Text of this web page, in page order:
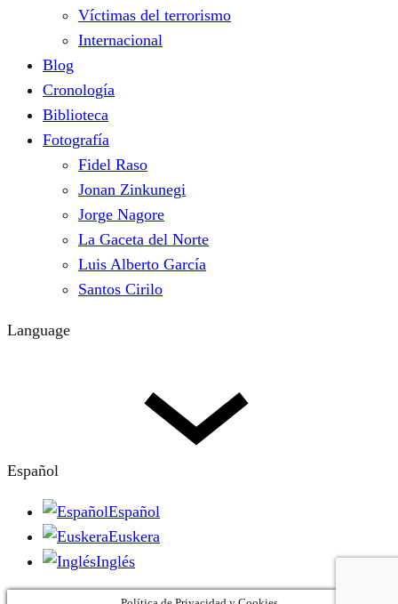
Víctimas del terrorismo
Internacional
Blog
Cronología
Biblioteca
Fotografía
Fidel Raso
Jonan Zinkunegi
Jorge Nagore
La Gaceta del Norte
Luis Alberto García
Santos Cirilo
Language
Español
Español
Euskera
Inglés